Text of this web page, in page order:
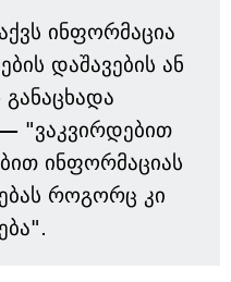
ინფორმაცია
დაშავების ან
"ვაკვირდებით
ინფორმაციას
როგორც კი